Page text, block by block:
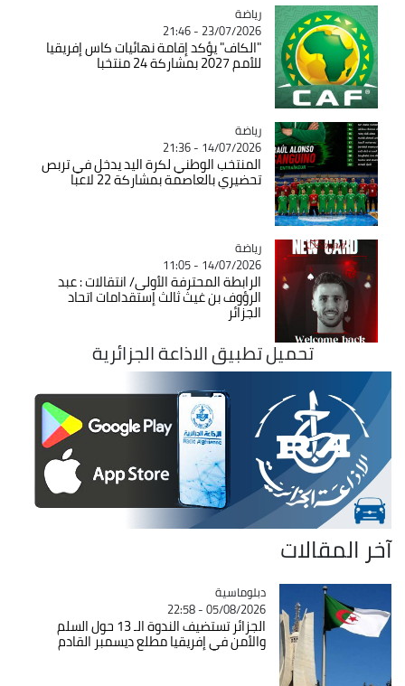
Catégorie
رياضة
23/07/2026 - 21:46
"الكاف" يؤكد إقامة نهائيات كاس إفريقيا
للأمم 2027 بمشاركة 24 منتخبا
Catégorie
رياضة
14/07/2026 - 21:36
المنتخب الوطني لكرة اليد يدخل في تربص
تحضيري بالعاصمة بمشاركة 22 لاعبا
Catégorie
رياضة
14/07/2026 - 11:05
الرابطة المحترفة الأولى/ انتقالات : عبد
الرؤوف بن غيث ثالث إستقدامات اتحاد
الجزائر
تحميل تطبيق الاذاعة الجزائرية
آخر المقالات
Catégorie
دبلوماسية
05/08/2026 - 22:58
الجزائر تستضيف الندوة الـ 13 حول السلم
والأمن في إفريقيا مطلع ديسمبر القادم